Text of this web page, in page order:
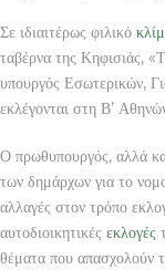
Σε ιδιαιτέρως φιλικό
ταβέρνα της Κηφισιάς,
υπουργός Εσωτερικών,
εκλέγονται στη Β’
Ο πρωθυπουργός, αλλά
των δημάρχων για το
αλλαγές στον τρόπο
αυτοδιοικητικές εκλογές
θέματα που απασχολούν